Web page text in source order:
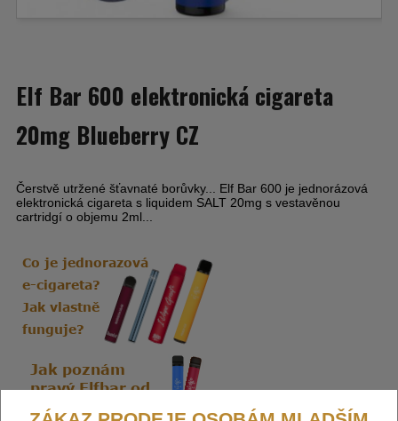
Elf Bar 600 elektronická cigareta
20mg Blueberry CZ
Čerstvě utržené šťavnaté borůvky... Elf Bar 600 je jednorázová
elektronická cigareta s liquidem SALT 20mg s vestavěnou
cartridgí o objemu 2ml...